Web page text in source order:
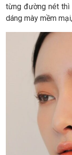
từng đường nét thì
dáng mày mềm